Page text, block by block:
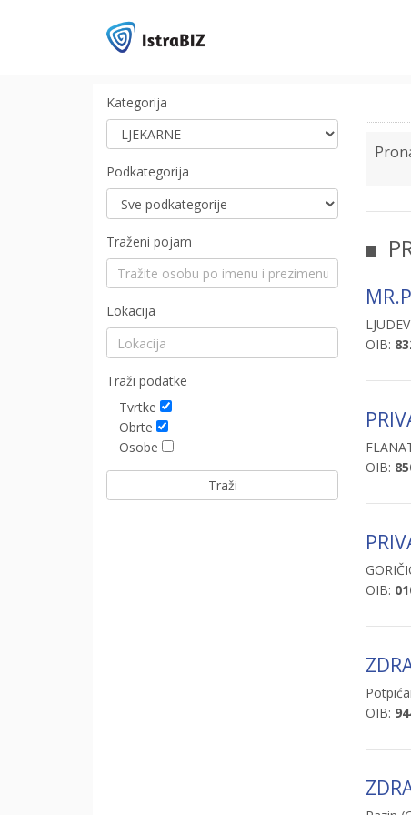
Kategorija
Podkategorija
Traženi pojam
Lokacija
Traži podatke
Tvrtke
Obrte
Osobe
OIB:
OIB:
OIB:
OIB: